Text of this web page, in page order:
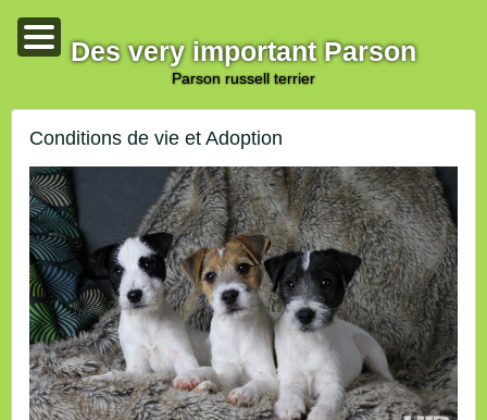
Des very important Parson
parson russell terrier
Conditions de vie et Adoption